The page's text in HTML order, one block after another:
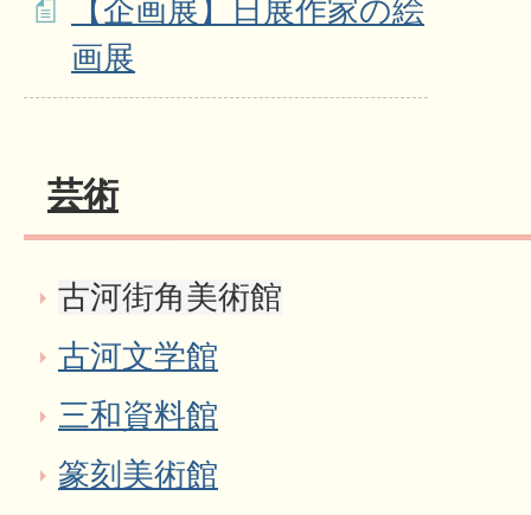
【企画展】日展作家の絵
画展
芸術
古河街角美術館
古河文学館
三和資料館
篆刻美術館